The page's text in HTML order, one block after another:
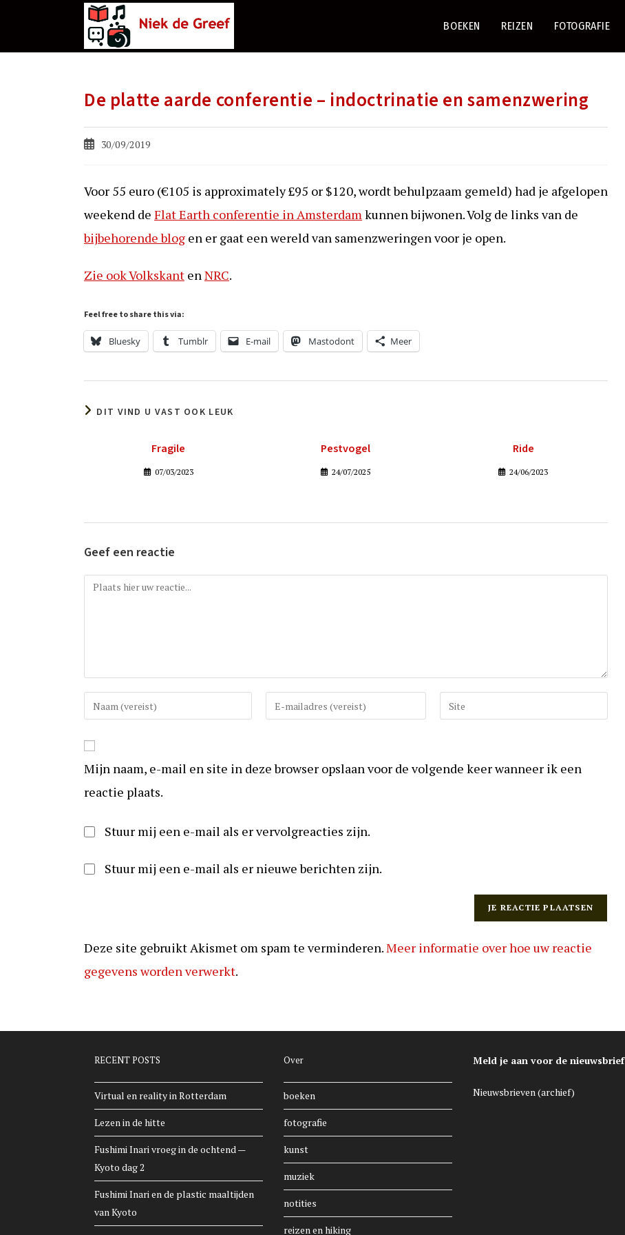
BOEKEN REIZEN FOTOGRAFIE
De platte aarde conferentie – indoctrinatie en samenzwering
Bericht30/09/2019
Voor 55 euro (€105 is approximately £95 or $120, wordt behulpzaam gemeld) had je afgelopen
weekend de Flat Earth conferentie in Amsterdamkunnen bijwonen. Volg de links van de
bijbehorende blog en er gaat een wereld van samenzweringen voor je open.
Zie ook Volkskant enNRC.
Feel free to share this via:
Bluesky Tumblr E-mail Mastodont Meer
DIT VIND U VAST OOK LEUK
Fragile
07/03/2023
Pestvogel
24/07/2025
Ride
24/06/2023
Geef een reactie
Reactie
Vul
uw
in
om
te
Vul
uw
in
kunnen
reageren
Vul
uw
in
Mijn naam, e-mail en site in deze browser opslaan voor de volgende keer wanneer ik een
reactie plaats.
Stuur mij een e-mail als er vervolgreacties zijn.
Stuur mij een e-mail als er nieuwe berichten zijn.
Deze site gebruikt Akismet om spam te verminderen.Meer informatie over hoe uw reactie
gegevens worden verwerkt.
RECENT POSTS
Virtual en reality in Rotterdam
Lezen in de hitte
Fushimi Inari vroeg in de ochtend —
Kyoto dag 2
Fushimi Inari en de plastic maaltijden
van Kyoto
Over
boeken
fotografie
kunst
muziek
notities
reizen en hiking
Meld je aan voor de nieuwsbrief
Nieuwsbrieven (archief)